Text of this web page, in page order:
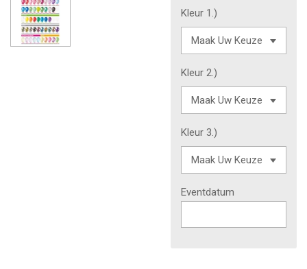
Kleur 1.)
Kleur 2.)
Kleur 3.)
Eventdatum